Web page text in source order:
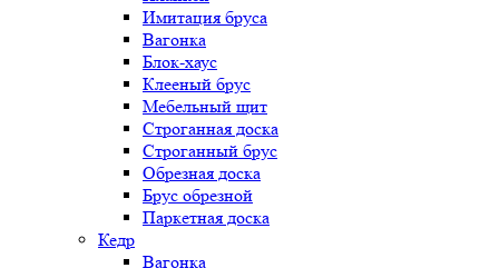
Имитация бруса
Вагонка
Блок-хаус
Клееный брус
Мебельный щит
Строганная доска
Строганный брус
Обрезная доска
Брус обрезной
Паркетная доска
Кедр
Вагонка